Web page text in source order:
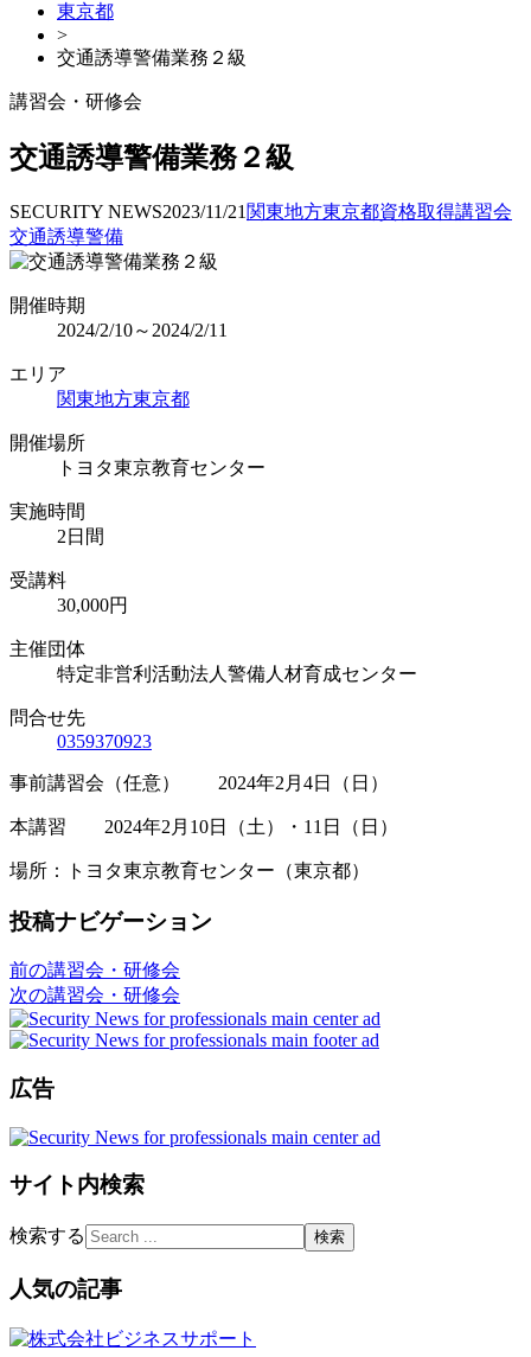
東京都
>
交通誘導警備業務２級
講習会・研修会
交通誘導警備業務２級
SECURITY NEWS2023/11/21 関東地方東京都資格取得講習会
交通誘導警備
開催時期
2024/2/10～2024/2/11
エリア
関東地方東京都
開催場所
トヨタ東京教育センター
実施時間
2日間
受講料
30,000円
主催団体
特定非営利活動法人警備人材育成センター
問合せ先
0359370923
事前講習会（任意） 2024年2月4日（日）
本講習 2024年2月10日（土）・11日（日）
場所：トヨタ東京教育センター（東京都）
投稿ナビゲーション
前の講習会・研修会
次の講習会・研修会
広告
サイト内検索
検索する
人気の記事